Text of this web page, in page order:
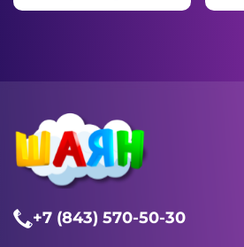
+7 (843) 570-50-30